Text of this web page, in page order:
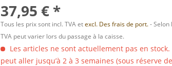
37,95 € *
Tous les prix sont incl. TVA etexcl. Des frais de port.- Selon
TVA peut varier lors du passage à la caisse.
Les articles ne sont actuellement pas en
peut aller jusqu’à 2 à 3 semaines (sous réserve